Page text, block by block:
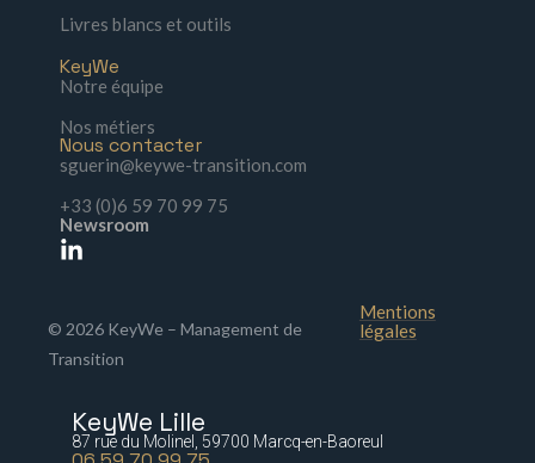
Livres blancs et outils
KeyWe
Notre équipe
Nos métiers
Nous contacter
sguerin@keywe-transition.com
+33 (0)6 59 70 99 75
Newsroom
© 2026 KeyWe – Management de
Transition
Mentions
légales
KeyWe Lille
87 rue du Molinel, 59700 Marcq-en-Baoreul